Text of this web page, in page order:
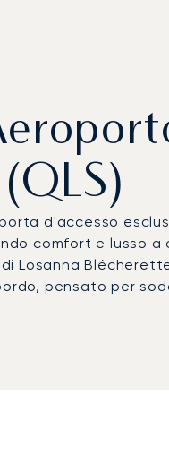
d'accesso
comfort e lusso a
Losanna
pensato per